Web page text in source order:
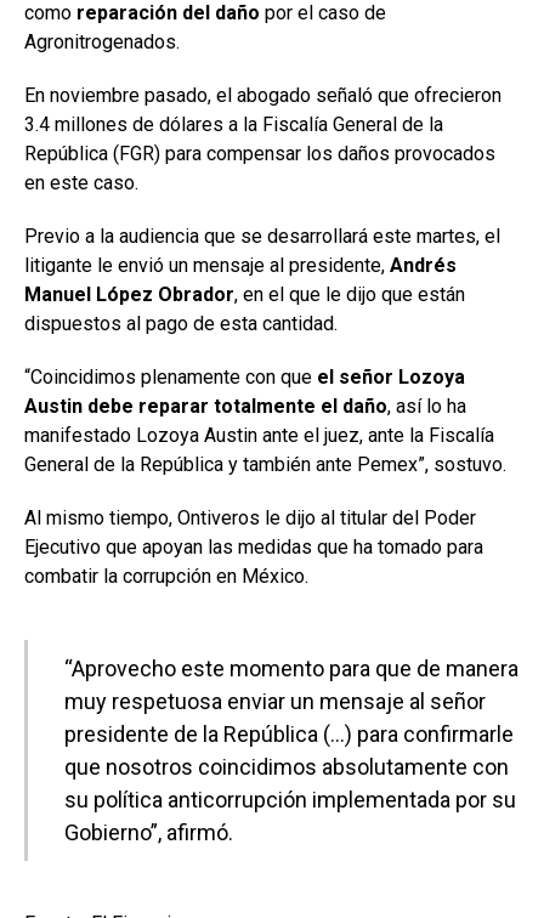
como reparación del daño por el caso de
Agronitrogenados.
En noviembre pasado, el abogado señaló que ofrecieron
3.4 millones de dólares a la Fiscalía General de la
República (FGR) para compensar los daños provocados
en este caso.
Previo a la audiencia que se desarrollará este martes, el
litigante le envió un mensaje al presidente, Andrés
Manuel López Obrador, en el que le dijo que están
dispuestos al pago de esta cantidad.
“Coincidimos plenamente con que el señor Lozoya
Austin debe reparar totalmente el daño, así lo ha
manifestado Lozoya Austin ante el juez, ante la Fiscalía
General de la República y también ante Pemex”, sostuvo.
Al mismo tiempo, Ontiveros le dijo al titular del Poder
Ejecutivo que apoyan las medidas que ha tomado para
combatir la corrupción en México.
“Aprovecho este momento para que de manera
muy respetuosa enviar un mensaje al señor
presidente de la República (…) para confirmarle
que nosotros coincidimos absolutamente con
su política anticorrupción implementada por su
Gobierno”, afirmó.